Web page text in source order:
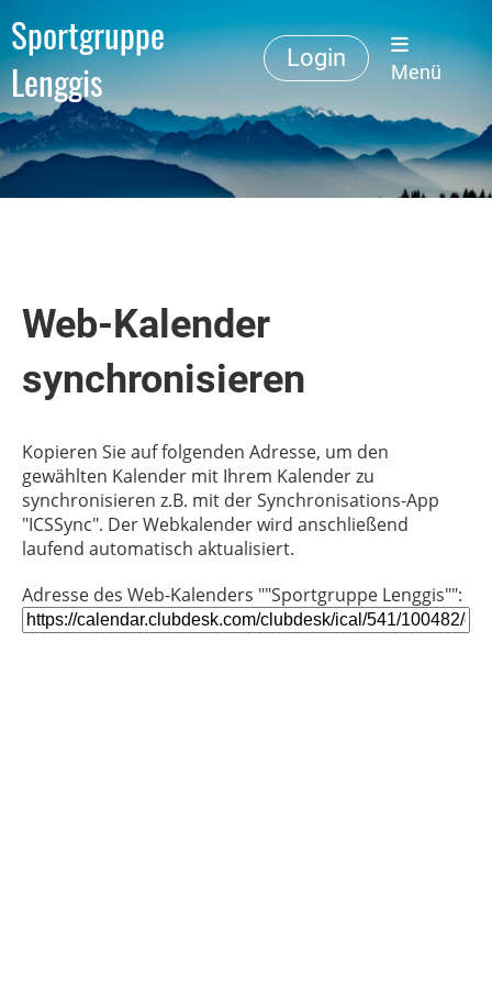
Sportgruppe
Lenggis
Login
Menü
Web-Kalender
synchronisieren
Kopieren Sie auf folgenden Adresse, um den
gewählten Kalender mit Ihrem Kalender zu
synchronisieren z.B. mit der Synchronisations-App
"ICSSync". Der Webkalender wird anschließend
laufend automatisch aktualisiert.
Adresse des Web-Kalenders ""Sportgruppe Lenggis"":